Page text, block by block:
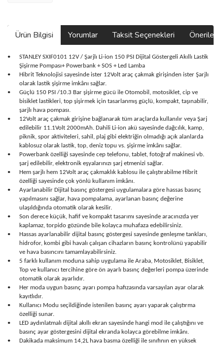
Ürün Bilgisi Yorumlar Taksit Seçenekleri
•
STANLEY SXIF0101 12V / Şarjlı Li-ion 150 PSI Dijital Göstergeli Akıllı Lastik
Şişirme Pompası+ Powerbank + SOS + Led Lamba
•
Hibrit Teknolojisi sayesinde ister 12Volt araç çakmak girişinden ister Şarjlı
olarak lastik şişirme imkânı sağlar.
•
Güçlü 150 PSI /10.3 Bar şişirme gücü ile Otomobil, motosiklet, cip ve
bisiklet lastikleri, top şişirmek için tasarlanmış güçlü, kompakt, taşınabilir,
şarjlı hava pompası.
•
12Volt araç çakmak girişine bağlanarak tüm araçlarda kullanılır veya Şarj
edilebilir 11.1Volt 2000mAh. Dahili Li-ion akü sayesinde dağcılık, kamp,
piknik, spor aktiviteleri, sahil, plaj gibi elektriğin olmadığı açık alanlarda
kablosuz olarak lastik, top, deniz topu vs. şişirme imkânı sağlar.
•
Powerbank özelliği sayesinde cep telefonu, tablet, fotoğraf makinesi vb.
şarj edilebilir, elektronik eşyalarınızı şarj etmenizi sağlar.
•
Hem şarjlı hem 12Volt araç çakmaklık kablosu ile çalıştırabilme Hibrit
özelliği sayesinde çok yönlü kullanım imkânı.
•
Ayarlanabilir Dijital basınç göstergesi uygulamalara göre hassas basınç
yapılmasını sağlar, hava pompalama, ayarlanan basınç değerine
ulaşıldığında otomatik olarak kesilir.
•
Son derece küçük, hafif ve kompakt tasarımı sayesinde aracınızda yer
kaplamaz, torpido gözünde bile kolayca muhafaza edebilirsiniz.
•
Hassas ayarlanabilir dijital basınç göstergesi sayesinde genleşme tankları,
hidrofor, kombi gibi havalı çalışan cihazların basınç kontrolünü yapabilir
ve hava basıncını tamamlayabilirsiniz.
•
5 farklı kullanım moduna sahip uygulama ile Araba, Motosiklet, Bisiklet,
Top ve kullanıcı tercihine göre ön ayarlı basınç değerleri pompa üzerinde
otomatik olarak ayarlıdır.
•
Her moda uygun basınç ayarı pompa hafızasında varsayılan ayar olarak
kayıtlıdır.
•
Kullanıcı Modu seçildiğinde istenilen basınç ayarı yaparak çalıştırma
özelliği sunar.
•
LED aydınlatmalı dijital akıllı ekran sayesinde hangi mod ile çalıştığını ve
basınç ayar göstergesini dijital ekranda kolayca görebilme imkânı.
•
Dakikada maksimum 14,2L hava basma özelliği ile sınıfının en yüksek